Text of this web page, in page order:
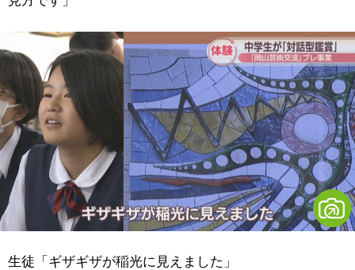
生徒「ギザギザが稲光に見えました」